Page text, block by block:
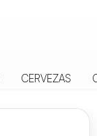
CERVEZAS